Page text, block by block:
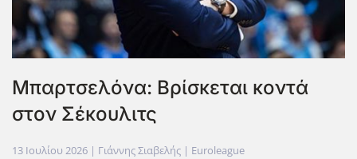
Mπαρτσελόνα: Βρίσκεται κοντά
στον Σέκουλιτς
13 Ιουλίου 2026 | Γιάννης Σιαβελής | Euroleague